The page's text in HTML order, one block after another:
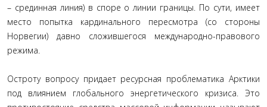
– срединная линия) в споре о линии границы. По сути, имеет
место попытка кардинального пересмотра (со стороны
Норвегии) давно сложившегося международно-правового
режима.
Остроту вопросу придает ресурсная проблематика Арктики
под влиянием глобального энергетического кризиса. Это